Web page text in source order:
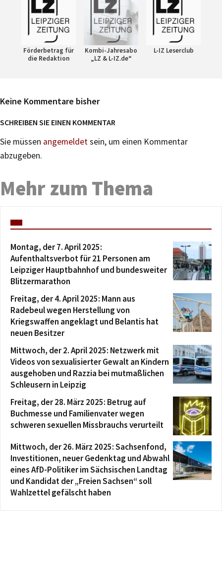
Förderbetrag für
die Redaktion
Kombi-Jahresabo
„LZ & L-IZ.de“
L-IZ Leserclub
Keine Kommentare bisher
SCHREIBEN SIE EINEN KOMMENTAR
Sie müssen angemeldetsein, um einen Kommentar
abzugeben.
Mehr zum Thema
Montag, der 7. April 2025:
Aufenthaltsverbot für 21 Personen am
Leipziger Hauptbahnhof und bundesweiter
Blitzermarathon
Freitag, der 4. April 2025: Mann aus
Radebeul wegen Herstellung von
Kriegswaffen angeklagt und Belantis hat
neuen Besitzer
Mittwoch, der 2. April 2025: Netzwerk mit
Videos von sexualisierter Gewalt an Kindern
ausgehoben und Razzia bei mutmaßlichen
Schleusern in Leipzig
Freitag, der 28. März 2025: Betrug auf
Buchmesse und Familienvater wegen
schweren sexuellen Missbrauchs verurteilt
Mittwoch, der 26. März 2025: Sachsenfond,
Investitionen, neuer Gedenktag und Abwahl
eines AfD-Politiker im Sächsischen Landtag
und Kandidat der „Freien Sachsen“ soll
Wahlzettel gefälscht haben